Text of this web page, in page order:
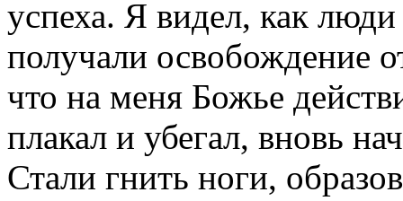
успеха. Я видел, как
получали освобождение
что на меня Божье
плакал и убегал, вновь
Стали гнить ноги,